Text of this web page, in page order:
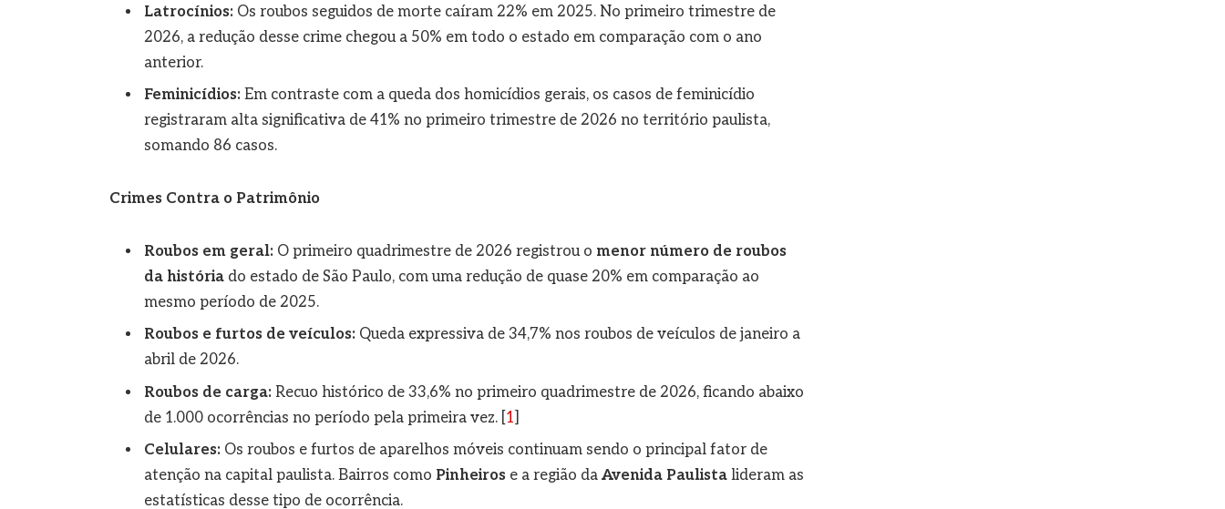
Latrocínios:Os roubos seguidos de morte caíram 22% em 2025. No primeiro trimestre de
2026, a redução desse crime chegou a 50% em todo o estado em comparação com o ano
anterior.
Feminicídios:Em contraste com a queda dos homicídios gerais, os casos de feminicídio
registraram alta significativa de 41% no primeiro trimestre de 2026 no território paulista,
somando 86 casos.
Crimes Contra o Patrimônio
Roubos em geral:O primeiro quadrimestre de 2026 registrou o menor número de roubos
da históriado estado de São Paulo, com uma redução de quase 20% em comparação ao
mesmo período de 2025.
Roubos e furtos de veículos:Queda expressiva de 34,7% nos roubos de veículos de janeiro a
abril de 2026.
Roubos de carga:Recuo histórico de 33,6% no primeiro quadrimestre de 2026, ficando abaixo
de 1.000 ocorrências no período pela primeira vez. [1]
Celulares:Os roubos e furtos de aparelhos móveis continuam sendo o principal fator de
atenção na capital paulista. Bairros como Pinheirose a região da Avenida Paulistalideram as
estatísticas desse tipo de ocorrência.